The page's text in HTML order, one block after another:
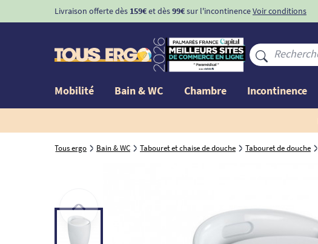
Livraison offerte dès 159€et dès99€sur l'incontinenceVoir conditions
Mobilité Bain & WC Chambre Incontinence
Tous ergo Bain & WC Tabouret et chaise de douche Tabouret de douche